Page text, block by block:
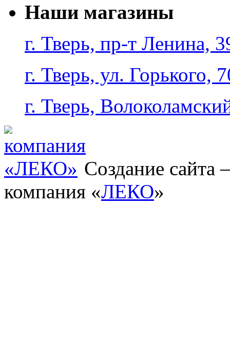
Наши магазины
г. Тверь, пр-т Ленина,
г. Тверь, ул. Горького,
г. Тверь,
Создание сайта
компания «ЛЕКО»